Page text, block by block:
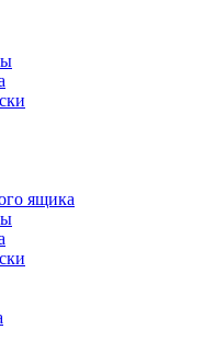
ящика